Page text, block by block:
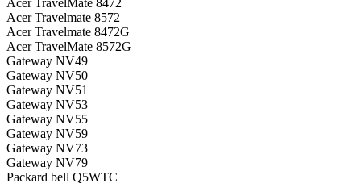
Acer TravelMate 8472
Acer Travelmate 8572
Acer Travelmate 8472G
Acer TravelMate 8572G
Gateway NV49
Gateway NV50
Gateway NV51
Gateway NV53
Gateway NV55
Gateway NV59
Gateway NV73
Gateway NV79
Packard bell Q5WTC